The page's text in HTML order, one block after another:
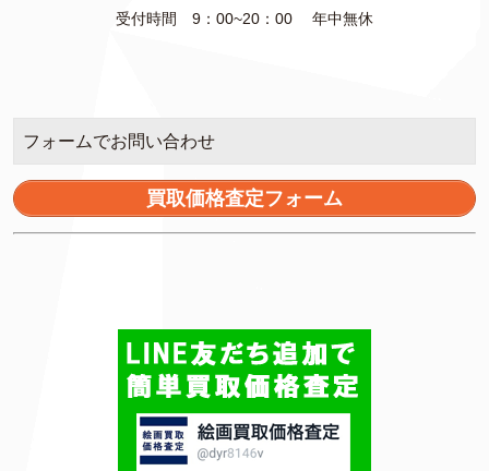
受付時間 9：00~20：00 年中無休
フォームでお問い合わせ
買取価格査定フォーム